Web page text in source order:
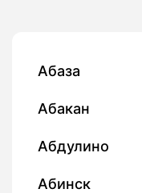
Абаза
Абакан
Абдулино
Абинск